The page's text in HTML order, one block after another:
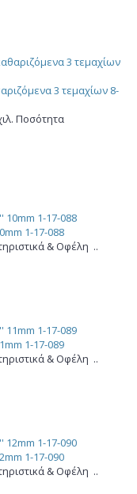
3 τεμαχίων 8-
Ποσότητα
1-17-088
& Οφέλη ..
1-17-089
& Οφέλη ..
1-17-090
& Οφέλη ..